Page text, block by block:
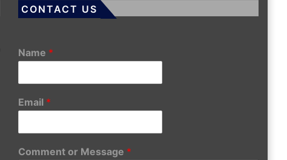
CONTACT US
Name *
Email *
Comment or Message *